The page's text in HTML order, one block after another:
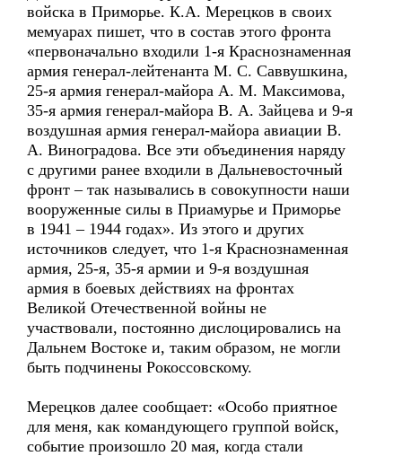
войска в Приморье. К.А. Мерецков в своих
мемуарах пишет, что в состав этого фронта
«первоначально входили 1-я Краснознаменная
армия генерал-лейтенанта М. С. Саввушкина,
25-я армия генерал-майора А. М. Максимова,
35-я армия генерал-майора В. А. Зайцева и 9-я
воздушная армия генерал-майора авиации В.
А. Виноградова. Все эти объединения наряду
с другими ранее входили в Дальневосточный
фронт – так назывались в совокупности наши
вооруженные силы в Приамурье и Приморье
в 1941 – 1944 годах». Из этого и других
источников следует, что 1-я Краснознаменная
армия, 25-я, 35-я армии и 9-я воздушная
армия в боевых действиях на фронтах
Великой Отечественной войны не
участвовали, постоянно дислоцировались на
Дальнем Востоке и, таким образом, не могли
быть подчинены Рокоссовскому.
Мерецков далее сообщает: «Особо приятное
для меня, как командующего группой войск,
событие произошло 20 мая, когда стали